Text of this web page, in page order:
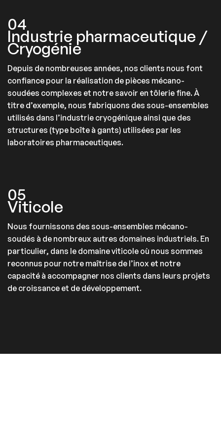
04
Industrie pharmaceutique /
Cryogénie
Depuis de nombreuses années, nos clients nous font
confiance pour la réalisation de pièces mécano-
soudées complexes et notre savoir en tôlerie fine. À
titre d’exemple, nous fabriquons des sous-ensembles
utilisés dans l’industrie cryogénique ainsi que des
structures (type boîte à gants) utilisées par les
laboratoires pharmaceutiques.
05
Viticole
Nous fournissons des sous-ensembles mécano-
soudés à de nombreux autres domaines industriels. En
particulier, dans le domaine viticole où nous sommes
reconnus pour notre maîtrise de l’inox et notre
capacité à accompagner nos clients dans leurs projets
de croissance et de développement.